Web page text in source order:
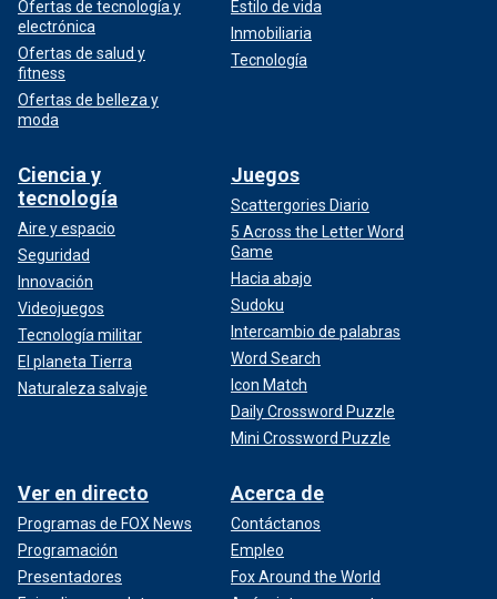
Ofertas de tecnología y
electrónica
Ofertas de salud y
fitness
Ofertas de belleza y
moda
Estilo de vida
Inmobiliaria
Tecnología
Ciencia y
tecnología
Aire y espacio
Seguridad
Innovación
Videojuegos
Tecnología militar
El planeta Tierra
Naturaleza salvaje
Juegos
Scattergories Diario
5 Across the Letter Word
Game
Hacia abajo
Sudoku
Intercambio de palabras
Word Search
Icon Match
Daily Crossword Puzzle
Mini Crossword Puzzle
Ver en directo
Programas de FOX News
Programación
Presentadores
Acerca de
Contáctanos
Empleo
Fox Around the World